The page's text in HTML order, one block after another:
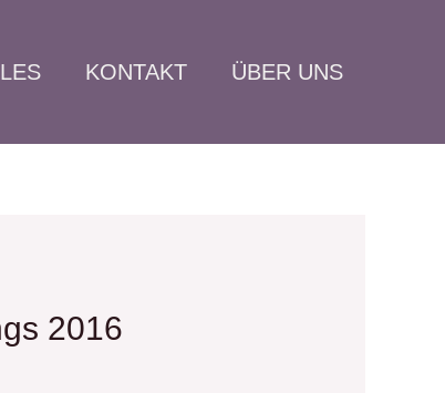
KONTAKT ÜBER UNS
2016